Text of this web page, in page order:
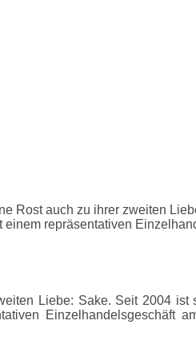
auch zu ihrer zweiten
repräsentativen
Liebe: Sake. Seit 2004
Einzelhandelsgeschäft